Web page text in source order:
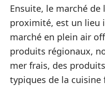
Ensuite, le marché de
proximité, est un lieu
marché en plein air
produits régionaux,
mer frais, des
typiques de la cuisine